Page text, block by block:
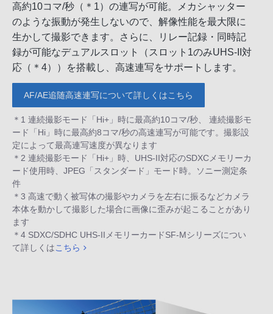
高約10コマ/秒（＊1）の連写が可能。メカシャッター
のような振動が発生しないので、解像性能を最大限に
生かして撮影できます。さらに、リレー記録・同時記
録が可能なデュアルスロット（スロット1のみUHS-II対
応（＊4））を搭載し、高速連写をサポートします。
AF/AE追随高速連写について詳しくはこちら
＊1 連続撮影モード「Hi+」時に最高約10コマ/秒、 連続撮影モ
ード「Hi」時に最高約8コマ/秒の高速連写が可能です。撮影設
定によって最高連写速度が異なります
＊2 連続撮影モード「Hi+」時、UHS-II対応のSDXCメモリーカ
ード使用時、JPEG「スタンダード」モード時。ソニー測定条
件
＊3 高速で動く被写体の撮影やカメラを左右に振るなどカメラ
本体を動かして撮影した場合に画像に歪みが起こることがあり
ます
＊4 SDXC/SDHC UHS-IIメモリーカードSF-Mシリーズについ
て詳しくは こちら